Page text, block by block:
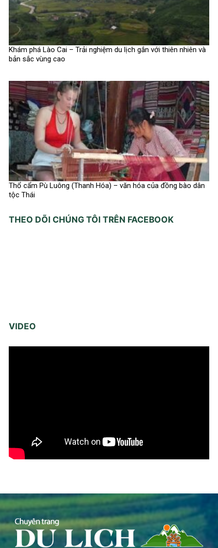
Khám phá Lào Cai – Trải nghiệm du lịch gắn với thiên nhiên và
bản sắc vùng cao
Thổ cẩm Pù Luông (Thanh Hóa) – văn hóa của đồng bào dân
tộc Thái
THEO DÕI CHÚNG TÔI TRÊN FACEBOOK
VIDEO